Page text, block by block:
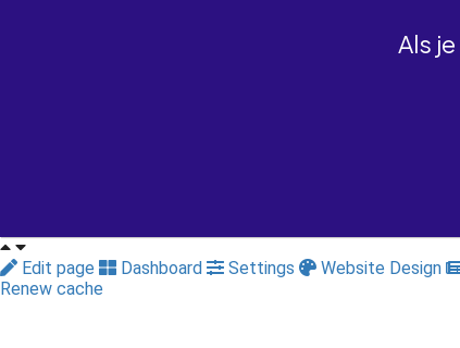
Als
Edit page Dashboard Settings Website Design
Renew cache